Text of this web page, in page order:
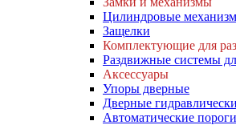
Цилиндровые
Защелки
Комплектующие для
Раздвижные системы
Аксессуары
Упоры дверные
Дверные
Автоматические пороги